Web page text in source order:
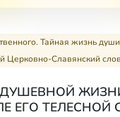
Тайная жизнь души
Церковно-Славянский
ЕГО ТЕЛЕСНОЙ